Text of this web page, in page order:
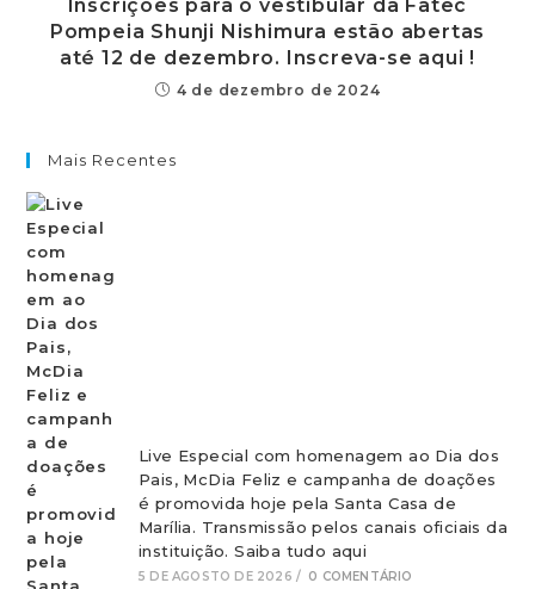
Inscrições para o vestibular da Fatec
Pompeia Shunji Nishimura estão abertas
até 12 de dezembro. Inscreva-se aqui !
4 de dezembro de 2024
Mais Recentes
Live Especial com homenagem ao Dia dos
Pais, McDia Feliz e campanha de doações
é promovida hoje pela Santa Casa de
Marília. Transmissão pelos canais oficiais da
instituição. Saiba tudo aqui
5 DE AGOSTO DE 2026 / 0 COMENTÁRIO